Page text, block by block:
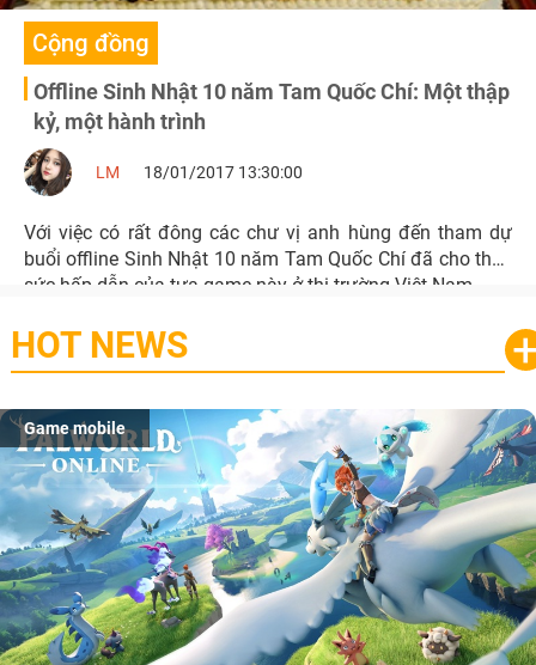
Cộng đồng
Offline Sinh Nhật 10 năm Tam Quốc Chí: Một thập
kỷ, một hành trình
LM 18/01/2017 13:30:00
Với việc có rất đông các chư vị anh hùng đến tham dự
buổi offline Sinh Nhật 10 năm Tam Quốc Chí đã cho thấy
sức hấp dẫn của tựa game này ở thị trường Việt Nam.
HOT NEWS
Game mobile